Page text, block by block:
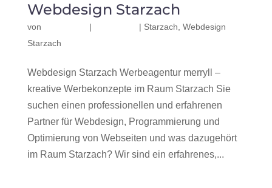
Webdesign Starzach
von | | Starzach Webdesign
Starzach
Webdesign Starzach Werbeagentur merryll –
kreative Werbekonzepte im Raum Starzach Sie
suchen einen professionellen und erfahrenen
Partner für Webdesign, Programmierung und
Optimierung von Webseiten und was dazugehört
im Raum Starzach? Wir sind ein erfahrenes,...